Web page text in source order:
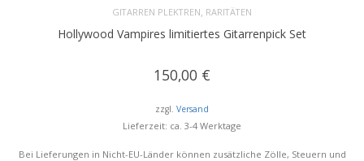
GITARREN PLEKTREN RARITÄTEN
Hollywood Vampires limitiertes Gitarrenpick Set
150,00 €
zzgl. Versand
Lieferzeit: ca. 3-4 Werktage
Bei Lieferungen in Nicht-EU-Länder können zusätzliche Zölle, Steuern und